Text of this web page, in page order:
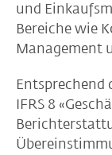
und
Bereiche wie
Management
Entsprechend
IFRS 8